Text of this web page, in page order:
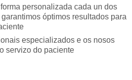
personalizada cada un dos
óptimos resultados para
especializados e os nosos
servizo do paciente